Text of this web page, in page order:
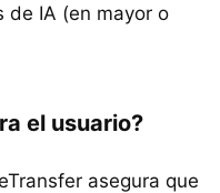
de IA (en mayor o
el usuario?
asegura que